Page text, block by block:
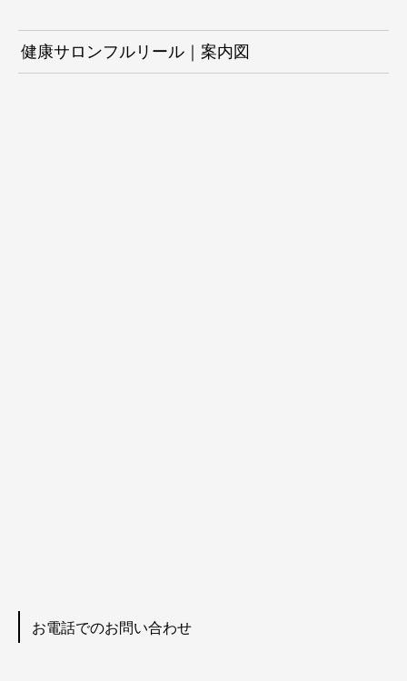
健康サロンフルリール｜案内図
お電話でのお問い合わせ